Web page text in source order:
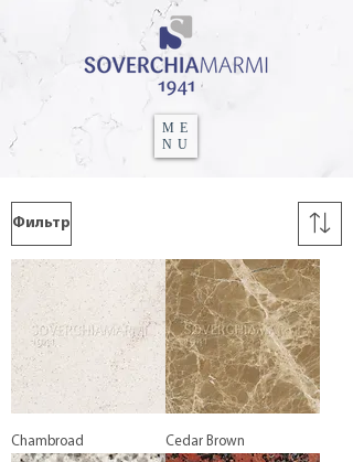
ME
NU
Фильтр
Chambroad Cedar Brown